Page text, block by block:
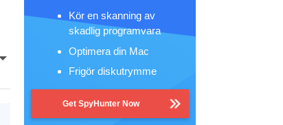
Kör en skanning av
skadlig programvara
Optimera din Mac
Frigör diskutrymme
Get SpyHunter Now